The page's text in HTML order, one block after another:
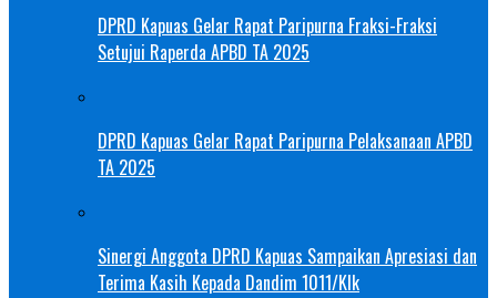
DPRD Kapuas Gelar Rapat Paripurna Fraksi-Fraksi
Setujui Raperda APBD TA 2025
DPRD Kapuas Gelar Rapat Paripurna Pelaksanaan APBD
TA 2025
Sinergi Anggota DPRD Kapuas Sampaikan Apresiasi dan
Terima Kasih Kepada Dandim 1011/Klk